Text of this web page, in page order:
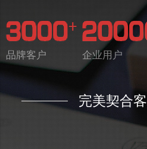
品牌客户 企业用户
完美契合